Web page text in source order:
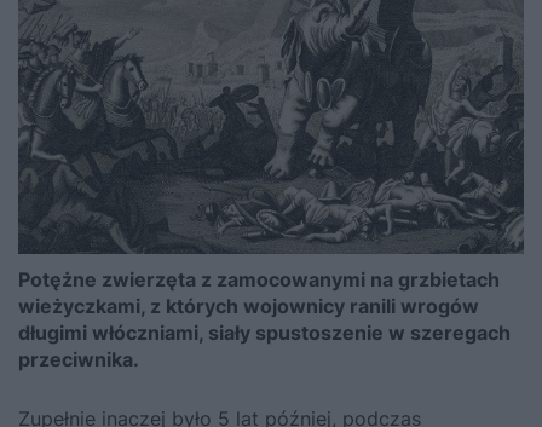
Potężne zwierzęta z zamocowanymi na grzbietach
wieżyczkami, z których wojownicy ranili wrogów
długimi włóczniami, siały spustoszenie w szeregach
przeciwnika.
Zupełnie inaczej było 5 lat później, podczas